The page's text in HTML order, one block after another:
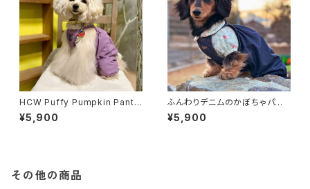
HCW Puffy Pumpkin Pants
- Regular Type 3colors
¥5,900
ふんわりデニムのかぼちゃパン
ツ [ ネイビー・ライトブルー ]
¥5,900
その他の商品